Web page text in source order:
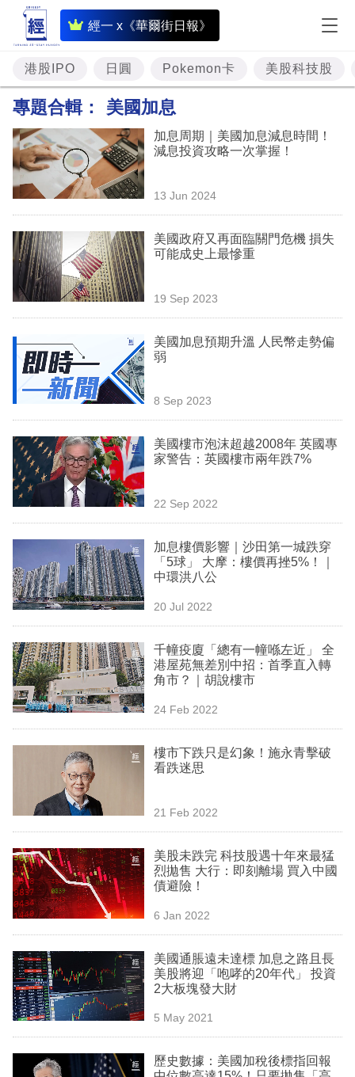
經一 x《華爾街日報》
即
時
財
經
題
資
樓
市
理
業
科
技
職
場
生
時
事
欄
訂
閱
區
港股IPO 日圓 Pokemon卡 美股科技股
專題合輯： 美國加息
加息周期｜美國加息減息時間！
減息投資攻略一次掌握！
13 Jun 2024
美國政府又再面臨關門危機 損失
可能成史上最慘重
19 Sep 2023
美國加息預期升溫 人民幣走勢偏
弱
8 Sep 2023
美國樓市泡沫超越2008年 英國專
家警告：英國樓市兩年跌7%
22 Sep 2022
加息樓價影響｜沙田第一城跌穿
「5球」 大摩：樓價再挫5%！｜
中環洪八公
20 Jul 2022
千幢疫廈「總有一幢喺左近」 全
港屋苑無差別中招：首季直入轉
角市？｜胡說樓市
24 Feb 2022
樓市下跌只是幻象！施永青擊破
看跌迷思
21 Feb 2022
美股未跌完 科技股遇十年來最猛
烈拋售 大行：即刻離場 買入中國
債避險！
6 Jan 2022
美國通脹遠未達標 加息之路且長
美股將迎「咆哮的20年代」 投資
2大板塊發大財
5 May 2021
歷史數據：美國加稅後標指回報